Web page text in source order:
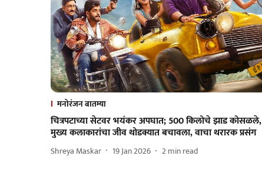
मनोरंजन बातम्या
चित्रपटाच्या सेटवर भयंकर अपघात; 500 किलोचे झाड कोसळले,
मुख्य कलाकारांचा जीव थोडक्यात बचावला, वाचा थरारक प्रसंग
Shreya Maskar 19 Jan 2026 2min read